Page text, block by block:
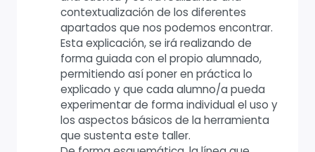
contextualización de los diferentes
apartados que nos podemos encontrar.
Esta explicación, se irá realizando de
forma guiada con el propio alumnado,
permitiendo así poner en práctica lo
explicado y que cada alumno/a pueda
experimentar de forma individual el uso y
los aspectos básicos de la herramienta
que sustenta este taller.